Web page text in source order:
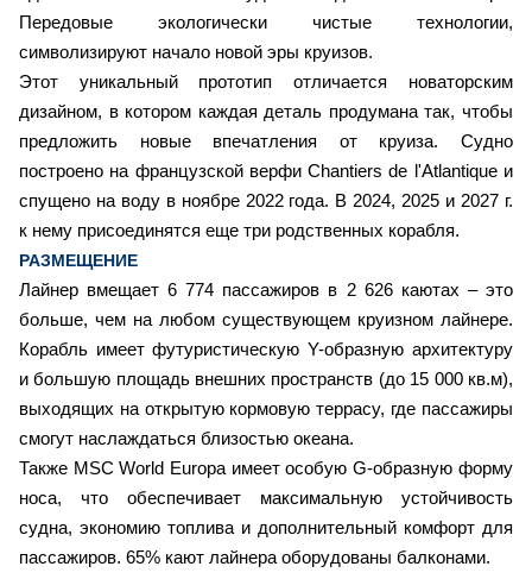
Передовые экологически чистые технологии,
символизируют начало новой эры круизов.
Этот уникальный прототип отличается новаторским
дизайном, в котором каждая деталь продумана так, чтобы
предложить новые впечатления от круиза. Судно
построено на французской верфи Chantiers de l'Atlantique и
спущено на воду в ноябре 2022 года. В 2024, 2025 и 2027 г.
к нему присоединятся еще три родственных корабля.
РАЗМЕЩЕНИЕ
Лайнер вмещает 6 774 пассажиров в 2 626 каютах – это
больше, чем на любом существующем круизном лайнере.
Корабль имеет футуристическую Y-образную архитектуру
и большую площадь внешних пространств (до 15 000 кв.м),
выходящих на открытую кормовую террасу, где пассажиры
смогут наслаждаться близостью океана.
Также MSC World Europa имеет особую G-образную форму
носа, что обеспечивает максимальную устойчивость
судна, экономию топлива и дополнительный комфорт для
пассажиров. 65% кают лайнера оборудованы балконами.